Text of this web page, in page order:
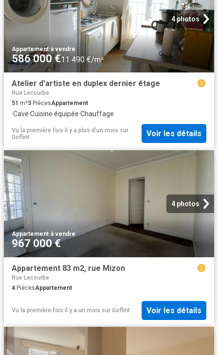
4 photos
Appartement·à vendre
586 000 €11 490 €/m²
Atelier d'artiste en duplex dernier étage
Rue Lecourbe
51 m²3 PiècesAppartement
·Cave·Cuisine équipée·Chauffage
Vu la première fois il y a plus d'un mois sur
Goflint
Voir les détails
4 photos
Appartement·à vendre
967 000 €
Appartement 83 m2, rue Mizon
Rue Lecourbe
4 PiècesAppartement
Vu la première fois il y a un mois sur Goflint Voir les détails